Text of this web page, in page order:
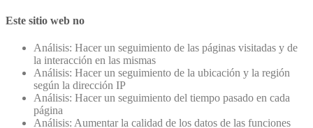
Este sitio web no
Análisis: Hacer un seguimiento de las páginas visitadas y de
la interacción en las mismas
Análisis: Hacer un seguimiento de la ubicación y la región
según la dirección IP
Análisis: Hacer un seguimiento del tiempo pasado en cada
página
Análisis: Aumentar la calidad de los datos de las funciones